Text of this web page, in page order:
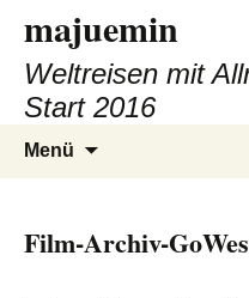
Inhalt
springen
majuemin
Weltreisen mit
Start 2016
Menü
Film-Archiv-